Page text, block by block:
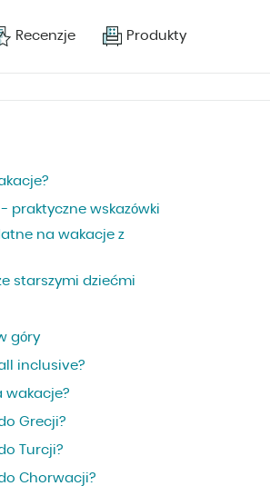
Recenzje Produkty
praktyczne wskazówki
na wakacje z
starszymi dziećmi
góry
inclusive?
wakacje?
Grecji?
Turcji?
Chorwacji?